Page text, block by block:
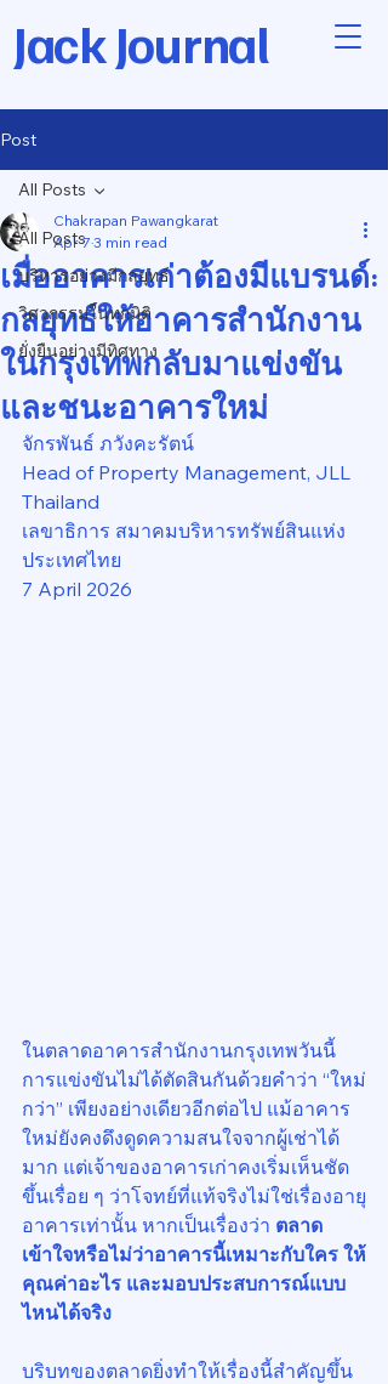
Jack Journal
Post
All Posts
บริหารอย่างมีกลยุทธ์
วิศวกรรมในทุกมิติ
ยั่งยืนอย่างมีทิศทาง
All Posts
เมื่ออาคารเก่าต้องมีแบรนด์:
กลยุทธ์ให้อาคารสำนักงาน
ในกรุงเทพกลับมาแข่งขัน
และชนะอาคารใหม่
Chakrapan Pawangkarat
Apr 7 3 min read
จักรพันธ์ ภวังคะรัตน์
Head of Property Management, JLL
Thailand
เลขาธิการ สมาคมบริหารทรัพย์สินแห่ง
ประเทศไทย
7 April 2026
ในตลาดอาคารสำนักงานกรุงเทพวันนี้
การแข่งขันไม่ได้ตัดสินกันด้วยคำว่า “ใหม่
กว่า” เพียงอย่างเดียวอีกต่อไป แม้อาคาร
ใหม่ยังคงดึงดูดความสนใจจากผู้เช่าได้
มาก แต่เจ้าของอาคารเก่าคงเริ่มเห็นชัด
ขึ้นเรื่อย ๆ ว่าโจทย์ที่แท้จริงไม่ใช่เรื่องอายุ
อาคารเท่านั้น หากเป็นเรื่องว่า ตลาด
เข้าใจหรือไม่ว่าอาคารนี้เหมาะกับใคร ให้
คุณค่าอะไร และมอบประสบการณ์แบบ
ไหนได้จริง
บริบทของตลาดยิ่งทำให้เรื่องนี้สำคัญขึ้น